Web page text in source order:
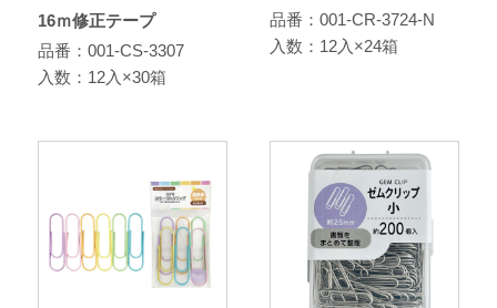
16ｍ修正テープ
品番：001-CS-3307
入数：12入×30箱
品番：001-CR-3724-N
入数：12入×24箱